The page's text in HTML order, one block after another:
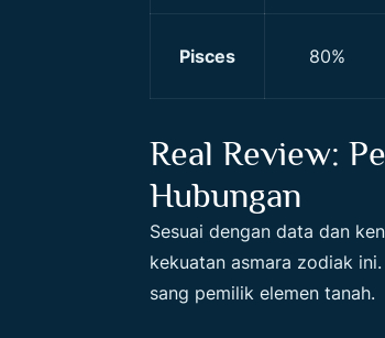
Pisces 80%
Real Review:
Hubungan
Sesuai dengan data dan
kekuatan asmara zodiak
sang pemilik elemen tanah.